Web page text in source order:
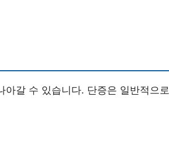
갈 수 있습니다. 단증은 일반적으로